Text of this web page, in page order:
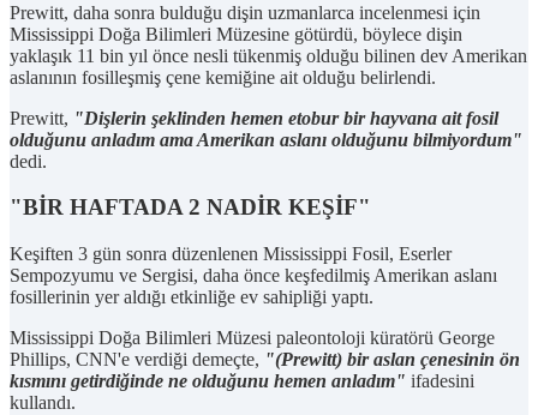
Prewitt, daha sonra bulduğu dişin uzmanlarca incelenmesi için
Mississippi Doğa Bilimleri Müzesine götürdü, böylece dişin
yaklaşık 11 bin yıl önce nesli tükenmiş olduğu bilinen dev Amerikan
aslanının fosilleşmiş çene kemiğine ait olduğu belirlendi.
Prewitt, "Dişlerin şeklinden hemen etobur bir hayvana ait fosil
olduğunu anladım ama Amerikan aslanı olduğunu bilmiyordum"
dedi.
"BİR HAFTADA 2 NADİR KEŞİF"
Keşiften 3 gün sonra düzenlenen Mississippi Fosil, Eserler
Sempozyumu ve Sergisi, daha önce keşfedilmiş Amerikan aslanı
fosillerinin yer aldığı etkinliğe ev sahipliği yaptı.
Mississippi Doğa Bilimleri Müzesi paleontoloji küratörü George
Phillips, CNN'e verdiği demeçte, "(Prewitt) bir aslan çenesinin ön
kısmını getirdiğinde ne olduğunu hemen anladım" ifadesini
kullandı.